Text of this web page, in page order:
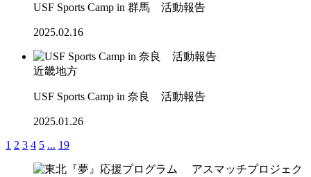
USF Sports Camp in 群馬 活動報告
2025.02.16
近畿地方
USF Sports Camp in 奈良 活動報告
2025.01.26
1 2 3 4 5 ... 19